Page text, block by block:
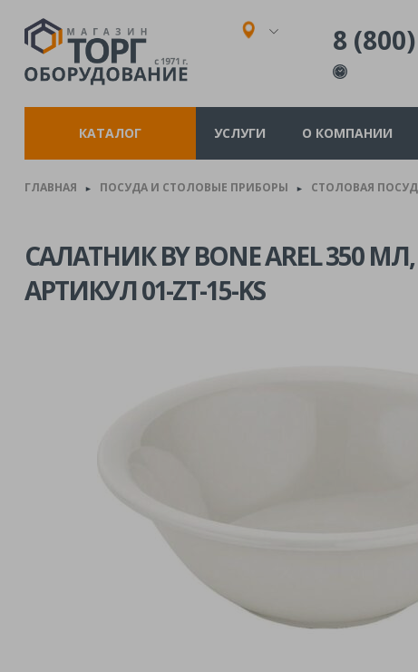
8
КАТАЛОГ УСЛУГИ О КОМПАНИИ
ГЛАВНАЯ ► ПОСУДА И СТОЛОВЫЕ ПРИБОРЫ ► СТОЛОВАЯ
САЛАТНИК BY BONE AREL 350
АРТИКУЛ 01-ZT-15-KS